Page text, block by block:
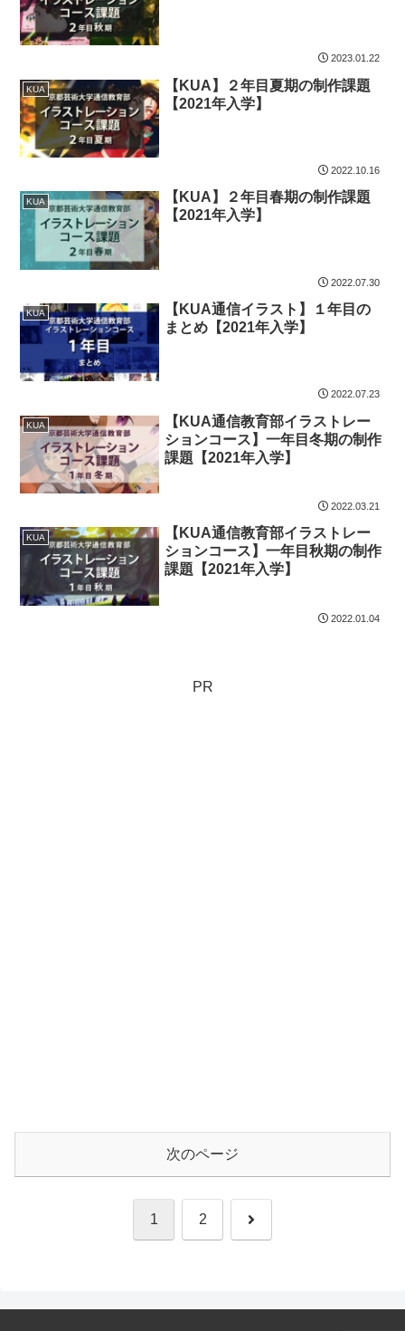
2023.01.22
KUA
【KUA】２年目夏期の制作課題
【2021年入学】
2022.10.16
KUA
【KUA】２年目春期の制作課題
【2021年入学】
2022.07.30
KUA
【KUA通信イラスト】１年目の
まとめ【2021年入学】
2022.07.23
KUA
【KUA通信教育部イラストレー
ションコース】一年目冬期の制作
課題【2021年入学】
2022.03.21
KUA
【KUA通信教育部イラストレー
ションコース】一年目秋期の制作
課題【2021年入学】
2022.01.04
PR
次のページ
1 2 次